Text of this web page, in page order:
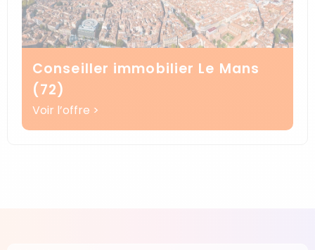
Conseiller immobilier Le Mans
(72)
Voir l’offre >